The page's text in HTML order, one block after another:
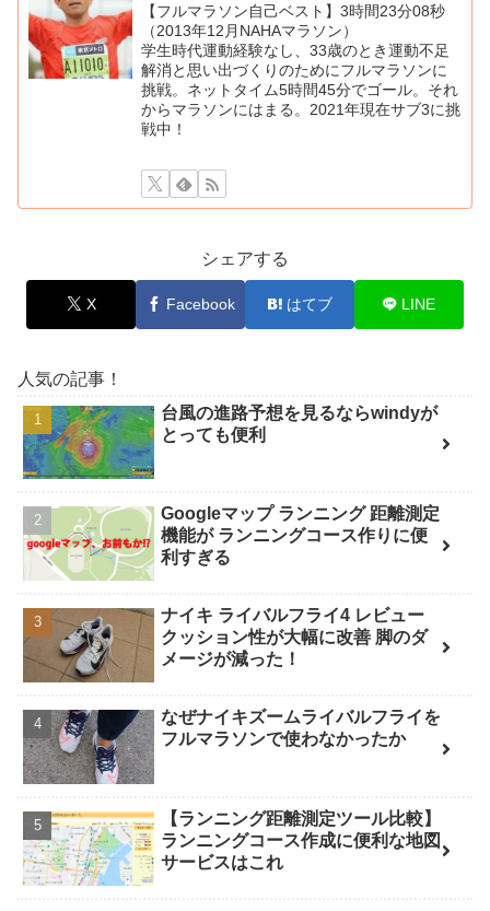
【フルマラソン自己ベスト】3時間23分08秒
（2013年12月NAHAマラソン）
学生時代運動経験なし、33歳のとき運動不足
解消と思い出づくりのためにフルマラソンに
挑戦。ネットタイム5時間45分でゴール。それ
からマラソンにはまる。2021年現在サブ3に挑
戦中！
シェアする
X Facebook はてブ LINE
人気の記事！
台風の進路予想を見るならwindyが
とっても便利
Googleマップ ランニング 距離測定
機能が ランニングコース作りに便
利すぎる
ナイキ ライバルフライ4 レビュー
クッション性が大幅に改善 脚のダ
メージが減った！
なぜナイキズームライバルフライを
フルマラソンで使わなかったか
【ランニング距離測定ツール比較】
ランニングコース作成に便利な地図
サービスはこれ